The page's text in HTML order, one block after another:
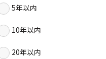
5年以内
10年以内
20年以内